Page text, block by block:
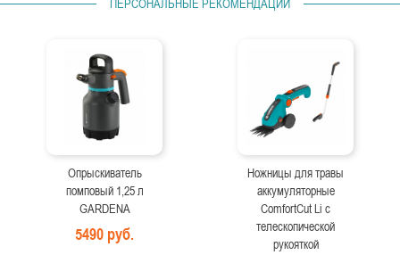
ПЕРСОНАЛЬНЫЕ РЕКОМЕНДАЦИИ
Опрыскиватель
помповый 1,25 л
GARDENA
5490 руб.
Ножницы для травы
аккумуляторные
ComfortCut Li с
телескопической
рукояткой